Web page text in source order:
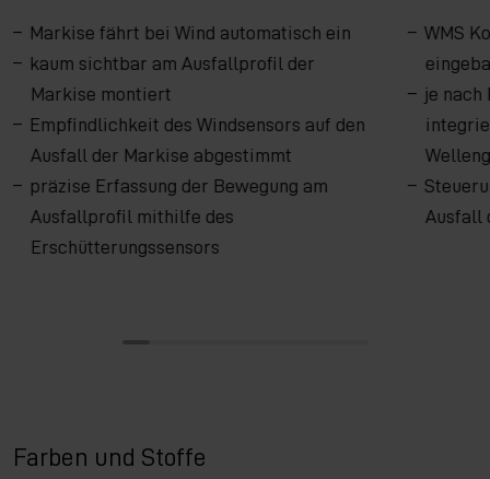
Markise fährt bei Wind automatisch ein
kaum sichtbar am Ausfallprofil der
Markise montiert
Empfindlichkeit des Windsensors auf den
Ausfall der Markise abgestimmt
präzise Erfassung der Bewegung am
Ausfallprofil mithilfe des
Erschütterungssensors
WMS
je
Ausfall
Farben und Stoffe